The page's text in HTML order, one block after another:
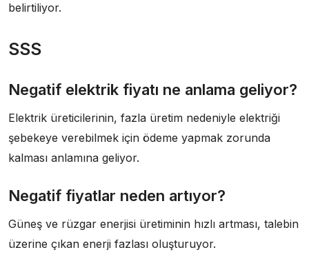
belirtiliyor.
SSS
Negatif elektrik fiyatı ne anlama geliyor?
Elektrik üreticilerinin, fazla üretim nedeniyle elektriği
şebekeye verebilmek için ödeme yapmak zorunda
kalması anlamına geliyor.
Negatif fiyatlar neden artıyor?
Güneş ve rüzgar enerjisi üretiminin hızlı artması, talebin
üzerine çıkan enerji fazlası oluşturuyor.